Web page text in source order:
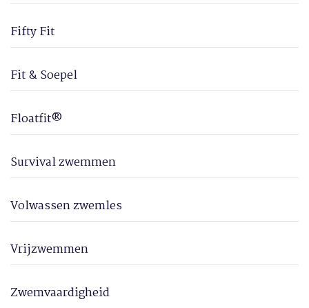
Fifty Fit
Fit & Soepel
Floatfit®
Survival zwemmen
Volwassen zwemles
Vrijzwemmen
Zwemvaardigheid